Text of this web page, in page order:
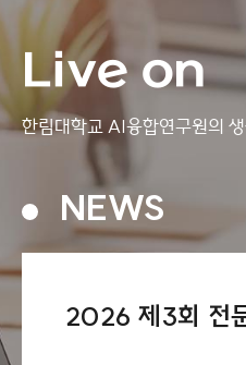
Live on
한림대학교 AI융합연구원의
NEWS
2026 제3회 전